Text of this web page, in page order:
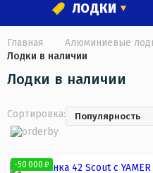
ЛОДКИ
Главная
Алюминиевые
Лодки в наличии
Лодки в наличии
Сортировка:
-50 000 ₽